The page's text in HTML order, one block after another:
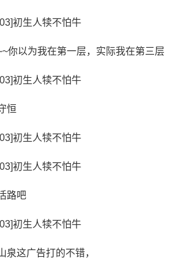
你以为我在第一层，实际我在第三层
恒
路吧
泉这广告打的不错，